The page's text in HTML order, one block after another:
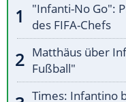
"Infanti-No Go":
des FIFA-Chefs
Matthäus über
Fußball"
Times: Infantino